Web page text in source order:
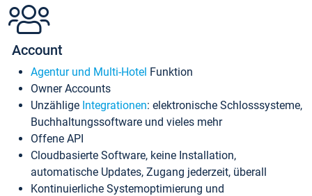
Account
Agentur und Multi-Hotel Funktion
Owner Accounts
Unzählige Integrationen: elektronische Schlosssysteme,
Buchhaltungssoftware und vieles mehr
Offene API
Cloudbasierte Software, keine Installation,
automatische Updates, Zugang jederzeit, überall
Kontinuierliche Systemoptimierung und